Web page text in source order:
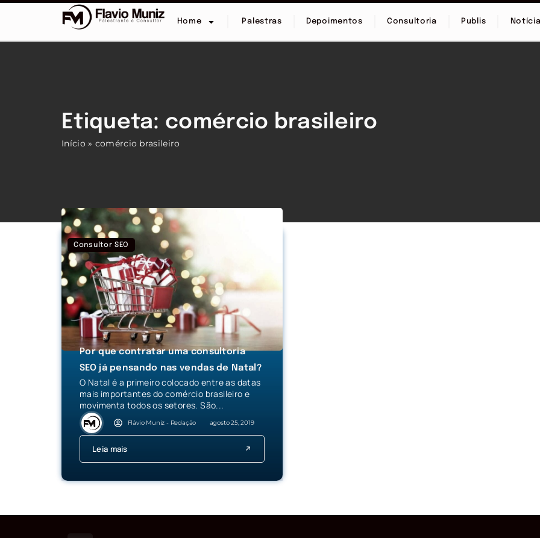
Home Palestras Depoimentos Consultoria Publis
Etiqueta: comércio brasileiro
Início » comércio brasileiro
Consultor SEO
Por que contratar uma consultoria
SEO já pensando nas vendas de Natal?
O Natal é a primeiro colocado entre as datas
mais importantes do comércio brasileiro e
movimenta todos os setores. São...
Flávio Muniz - Redação agosto 25, 2019
Leia mais